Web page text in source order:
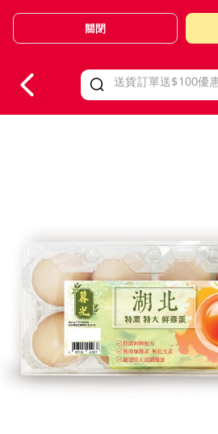
Valid Until 30 June 2026
關閉